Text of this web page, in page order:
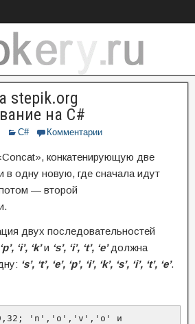
stepik.org
на C#
C# Комментарии
конкатенирующую две
в одну новую, где сначала идут
— второй
двух последовательностей
‘i’, ‘k’и ‘s’, ‘i’, ‘t’, ‘e’должна
‘s’, ‘t’, ‘e’, ‘p’, ‘i’, ‘k’, ‘s’, ‘i’, ‘t’, ‘e’.
'n','o','v','o' и